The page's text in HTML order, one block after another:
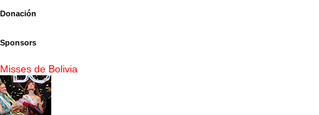
Donación
Sponsors
Misses de Bolivia